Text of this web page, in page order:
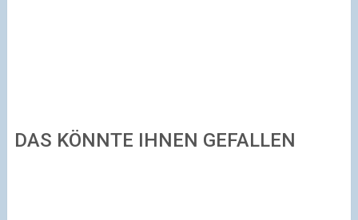
DAS KÖNNTE IHNEN GEFALLEN